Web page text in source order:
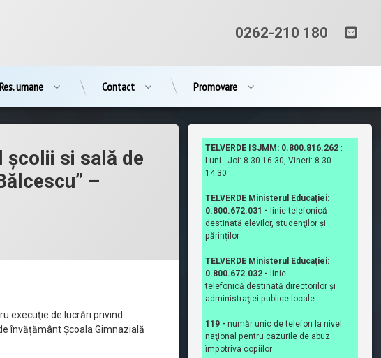
Tel:
0262-210 180
Res. umane Contact Promovare
școlii si sală de
–
execuţie de lucrări privind
învățământ Școala Gimnazială
TELVERDE ISJMM: 0.800.816.262 :
Luni - Joi: 8.30-16.30, Vineri: 8.30-
14.30
TELVERDE Ministerul Educaţiei:
0.800.672.031 - linie telefonică
destinată elevilor, studenţilor şi
părinţilor
TELVERDE Ministerul Educaţiei:
0.800.672.032 - linie
telefonică destinată directorilor şi
administraţiei publice locale
119 -număr unic de telefon la nivel
naţional pentru cazurile de abuz
împotriva copiilor